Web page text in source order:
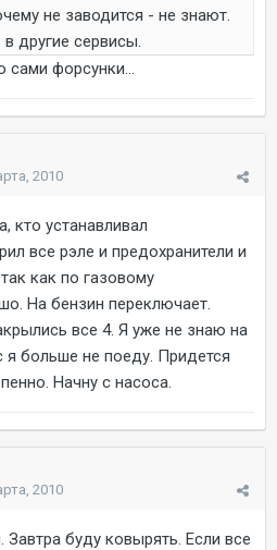
не заводится - не знают.
другие сервисы.
сами форсунки...
2010
кто устанавливал
все рэле и предохранители и
как по газовому
На бензин переключает.
все 4. Я уже не знаю на
я больше не поеду. Придется
Начну с насоса.
2010
буду ковырять. Если все